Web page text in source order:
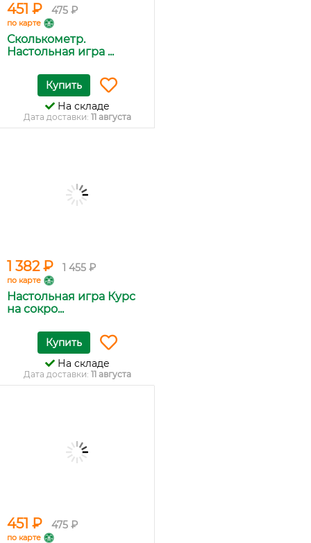
451 ₽ 475 ₽
по карте
Сколькометр.
Настольная игра ...
Купить
На складе
Дата доставки: 11 августа
1 382 ₽ 1 455 ₽
по карте
Настольная игра Курс
на сокро...
Купить
На складе
Дата доставки: 11 августа
451 ₽ 475 ₽
по карте